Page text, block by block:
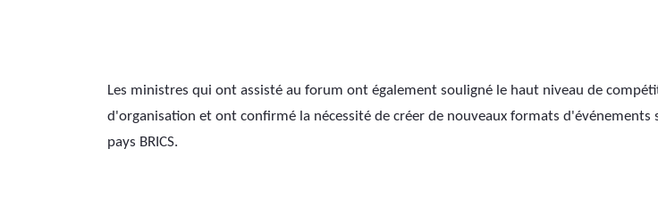
Les ministres qui ont assisté au forum ont également souligné le haut niveau de
d'organisation et ont confirmé la nécessité de créer de nouveaux formats d'événements
pays BRICS.